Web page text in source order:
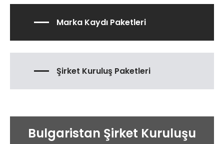
Marka Kaydı Paketleri
Şirket Kuruluş Paketleri
Bulgaristan Şirket Kuruluşu